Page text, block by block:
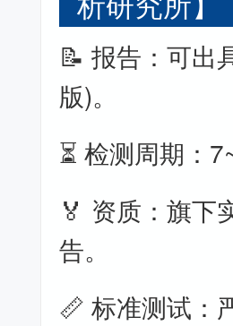
📝 报告：可出
版)。
⏳ 检测周期：
🏅 资质：旗下
告。
📏 标准测试：